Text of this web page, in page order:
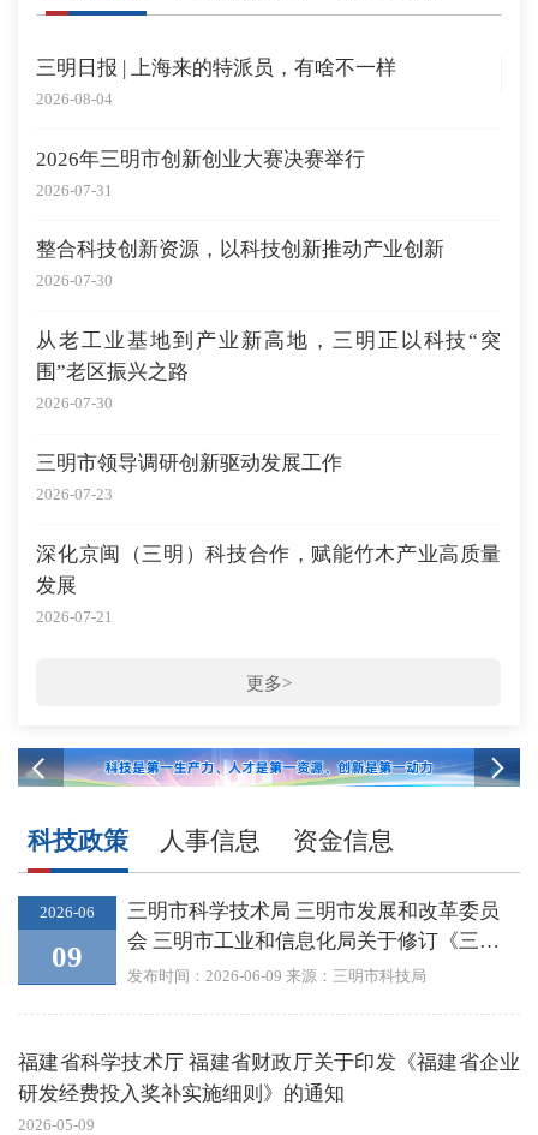
三明日报 | 上海来的特派员，有啥不一样
2026-08-04
2026年三明市创新创业大赛决赛举行
2026-07-31
整合科技创新资源，以科技创新推动产业创新
2026-07-30
从老工业基地到产业新高地，三明正以科技“突
围”老区振兴之路
2026-07-30
三明​市领导调研创新驱动发展工作
2026-07-23
深化京闽（三明）科技合作，赋能竹木产业高质量
发展
2026-07-21
更多>
科技政策 人事信息 资金信息
2026-06
09
三明市科学技术局 三明市发展和改革委员
会 三明市工业和信息化局关于修订《三明
市科创产品认定管理办法（试行）》的通知
发布时间：2026-06-09 来源：三明市科技局
福建省科学技术厅 福建省财政厅关于印发《福建省企业
研发经费投入奖补实施细则》的通知
2026-05-09